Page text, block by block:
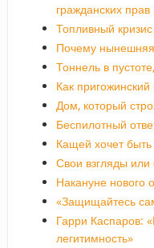
гражданских прав
Топливный
Почему
Тоннель в
Как
Дом, который
Беспилотный
Кащей хочет
Свои взгляды
Накануне нового
«Защищайтесь
Гарри Каспаров:
легитимность»